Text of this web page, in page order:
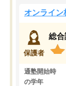
オンライン
保護者
総
通塾開始時
の学年